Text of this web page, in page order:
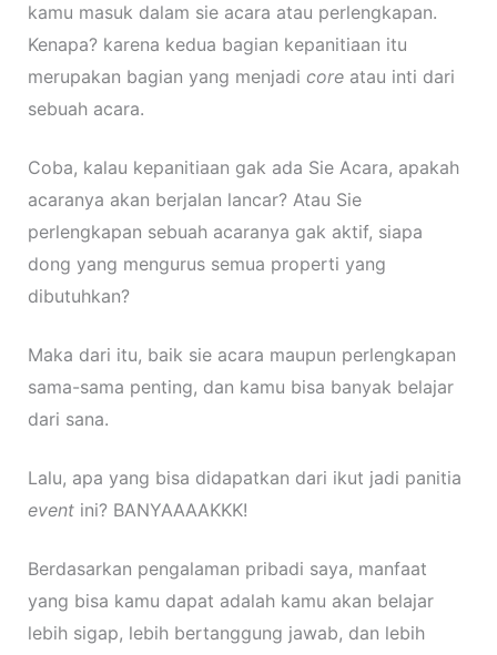
kamu masuk dalam sie acara atau perlengkapan.
Kenapa? karena kedua bagian kepanitiaan itu
merupakan bagian yang menjadi core atau inti dari
sebuah acara.
Coba, kalau kepanitiaan gak ada Sie Acara, apakah
acaranya akan berjalan lancar? Atau Sie
perlengkapan sebuah acaranya gak aktif, siapa
dong yang mengurus semua properti yang
dibutuhkan?
Maka dari itu, baik sie acara maupun perlengkapan
sama-sama penting, dan kamu bisa banyak belajar
dari sana.
Lalu, apa yang bisa didapatkan dari ikut jadi panitia
eventini? BANYAAAAKKK!
Berdasarkan pengalaman pribadi saya, manfaat
yang bisa kamu dapat adalah kamu akan belajar
lebih sigap, lebih bertanggung jawab, dan lebih